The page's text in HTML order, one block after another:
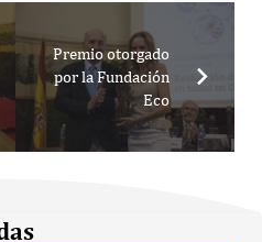
Premio otorgado
por la Fundación
Eco